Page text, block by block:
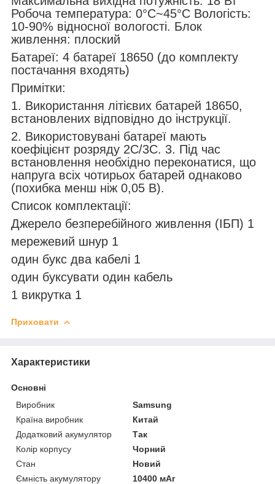
Робоча температура: 0°C~45°C Вологість:
10-90% відносної вологості. Блок
живлення: плоский
Батареї: 4 батареї 18650 (до комплекту
постачання входять)
Примітки:
1. Використання літієвих батарей 18650,
встановлених відповідно до інструкції.
2. Використовувані батареї мають
коефіцієнт розряду 2C/3C. 3. Під час
встановлення необхідно переконатися, що
напруга всіх чотирьох батарей однаково
(похибка менш ніж 0,05 В).
Список комплектації:
Джерело безперебійного живлення (ІБП) 1
мережевий шнур 1
один букс два кабелі 1
один буксувати один кабель
1 викрутка 1
Приховати
Характеристики
Основні
Виробник
Samsung
Країна виробник
Китай
Додатковий акумулятор
Так
Колір корпусу
Чорний
Стан
Новий
Ємність акумулятору
10400 мАг